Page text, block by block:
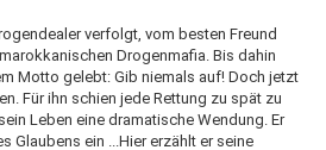
verfolgt, vom besten Freund
Drogenmafia. Bis dahin
Motto gelebt: Gib niemals auf! Doch jetzt
Für ihn schien jede Rettung zu spät zu
Leben eine dramatische Wendung. Er
Glaubens ein ...Hier erzählt er seine